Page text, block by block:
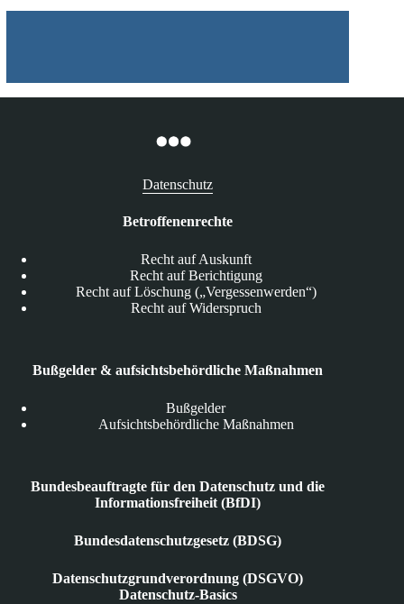
Datenschutz
Betroffenenrechte
Recht auf Auskunft
Recht auf Berichtigung
Recht auf Löschung („Vergessenwerden“)
Recht auf Widerspruch
Bußgelder & aufsichtsbehördliche Maßnahmen
Bußgelder
Aufsichtsbehördliche Maßnahmen
Bundesbeauftragte für den Datenschutz und die
Informationsfreiheit (BfDI)
Bundesdatenschutzgesetz (BDSG)
Datenschutzgrundverordnung (DSGVO)
Datenschutz-Basics